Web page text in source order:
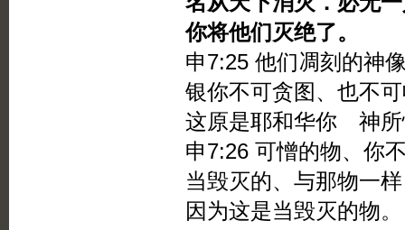
你将他们灭绝了。
申7:25 他们凋刻的神
银你不可贪图、也不
这原是耶和华你 神所
申7:26 可憎的物、你
当毁灭的、与那物一
因为这是当毁灭的物。